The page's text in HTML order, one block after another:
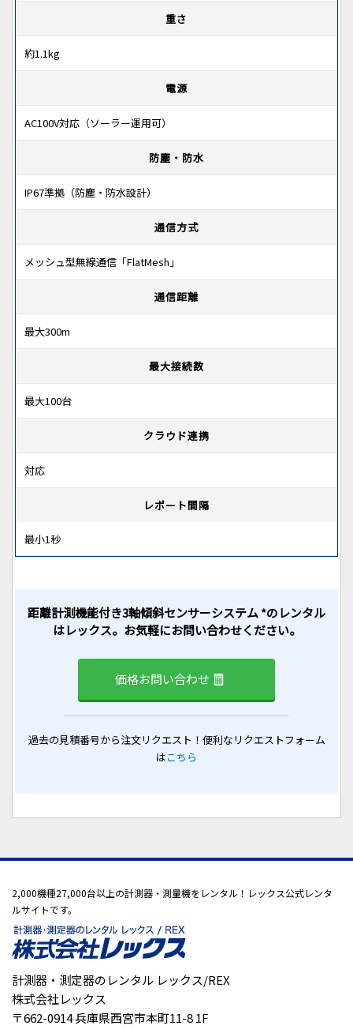
重さ
約1.1kg
電源
AC100V対応（ソーラー運用可）
防塵・防水
IP67準拠（防塵・防水設計）
通信方式
メッシュ型無線通信「FlatMesh」
通信距離
最大300m
最大接続数
最大100台
クラウド連携
対応
レポート間隔
最小1秒
距離計測機能付き3軸傾斜センサーシステム *のレンタル
はレックス。お気軽にお問い合わせください。
価格お問い合わせ
過去の見積番号から注文リクエスト！便利なリクエストフォーム
はこちら
2,000機種27,000台以上の計測器・測量機をレンタル！レックス公式レンタ
ルサイトです。
計測器・測定器のレンタル レックス/REX
株式会社レックス
〒662-0914 兵庫県西宮市本町11-8 1F